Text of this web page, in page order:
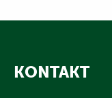
KONTAKT